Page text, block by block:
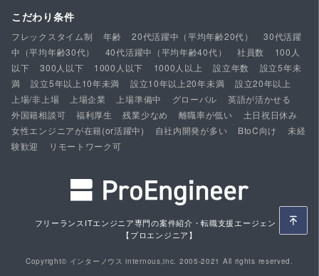
こだわり条件
フレックスタイム制 年齢 20代活躍中（平均年齢20代）
30代活躍
中（平均年齢30代）
40代活躍中（平均年齢40代） 社員数
100人
以下
300人以下 1000人以下 1000人以上 設立年数
設立5年未
満
設立5年以上10年未満 設立10年以上20年未満
設立20年以上
上場/非上場
上場企業 上場準備中 グローバル
英語が活かせる
外国籍相談可
福利厚生 残業少なめ 離職率が低い
土日祝日休み
女性エンジニアが在籍(or活躍中)
自社内開発が多い BtoC向け
未経
験歓迎
リモートワーク可
フリーランスITエンジニア専門の案件紹介・転職支援エージェント
【プロエンジニア】
Copyright© インターノウス internous,inc. 2005-2021 All rights reserved.